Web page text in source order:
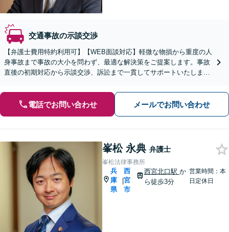
交通事故の示談交渉
【弁護士費用特約利用可】【WEB面談対応】軽微な物損から重度の人
身事故まで事故の大小を問わず、最適な解決策をご提案します。事故
直後の初期対応から示談交渉、訴訟まで一貫してサポートいたします
電話でお問い合わせ メールでお問い合わせ
峯松 永典 弁護士
峯松法律事務所
兵
庫
県
|
西
宮
市
西宮北口駅 か
ら徒歩3分
営業時間：本
日定休日